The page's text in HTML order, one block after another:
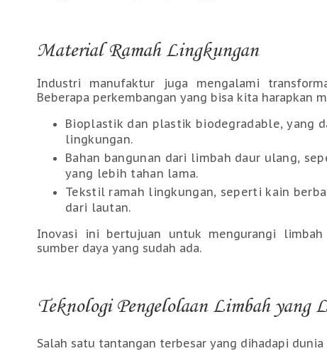
Material Ramah Lingkungan
Industri manufaktur juga mengalami
Beberapa perkembangan yang bisa kita harapkan
Bioplastik dan plastik biodegradable, yang
lingkungan.
Bahan bangunan dari limbah daur ulang,
yang lebih tahan lama.
Tekstil ramah lingkungan, seperti kain
dari lautan.
Inovasi ini bertujuan untuk mengurangi
sumber daya yang sudah ada.
Teknologi Pengelolaan Limbah yang
Salah satu tantangan terbesar yang dihadapi